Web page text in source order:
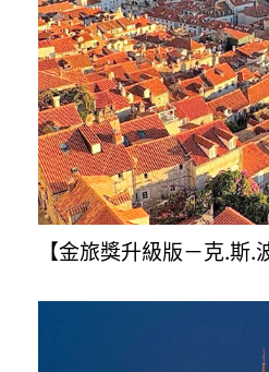
【土耳其旅遊8.10.12日】